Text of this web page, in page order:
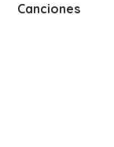
Canciones